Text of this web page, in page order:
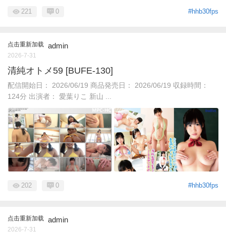
#hhb30fps
221 0
点击重新加载 admin
2026-7-31
清純オトメ59 [BUFE-130]
配信開始日： 2026/06/19 商品発売日： 2026/06/19 収録時間：
124分 出演者： 愛葉りこ 新山 ...
#hhb30fps
202 0
点击重新加载 admin
2026-7-31